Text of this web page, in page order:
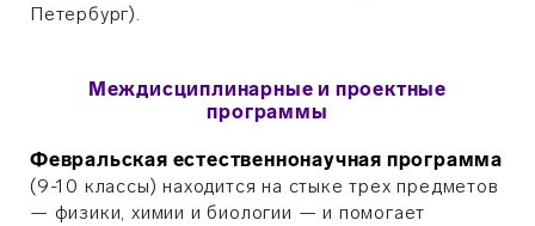
Петербург).
Междисциплинарные и проектные
программы
Февральская естественнонаучная программа
(9-10 классы) находится на стыке трех предметов
— физики, химии и биологии — и помогает